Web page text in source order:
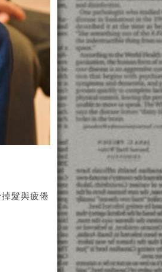
髮與疲倦